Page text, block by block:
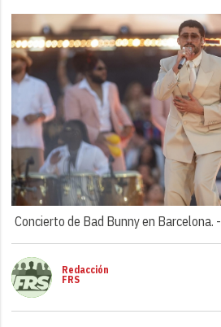
Concierto de Bad Bunny en Barcelona. -
Redacción
FRS